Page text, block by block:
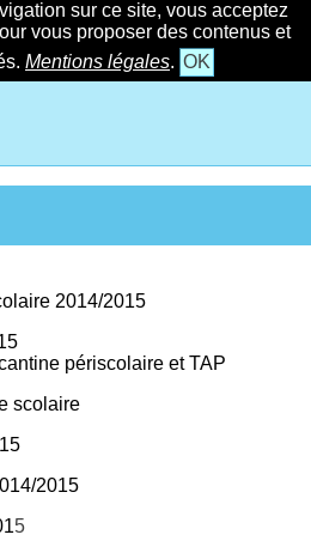
sur ce site, vous acceptez
vous proposer des contenus et
Mentions légales. OK
2014/2015
périscolaire et TAP
scolaire
2015
5